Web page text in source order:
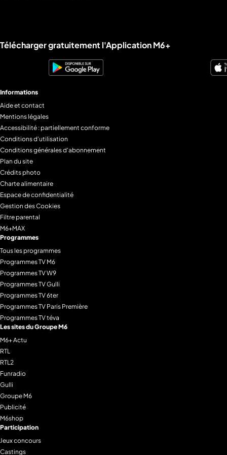
Liens utiles M6+.
Télécharger gratuitement l'Application M6+
Informations
Aide et contact
Mentions légales
Accessibilité : partiellement conforme
Conditions d'utilisation
Conditions générales d'abonnement
Plan du site
Crédits photo
Charte alimentaire
Espace de confidentialité
Gestion des Cookies
Filtre parental
M6+MAX
Programmes
Tous les programmes
Programmes TV M6
Programmes TV W9
Programmes TV Gulli
Programmes TV 6ter
Programmes TV Paris Première
Programmes TV téva
Les sites du Groupe M6
M6+ Actu
RTL
RTL2
Funradio
Gulli
Groupe M6
Publicité
M6shop
Participation
Jeux concours
Castings